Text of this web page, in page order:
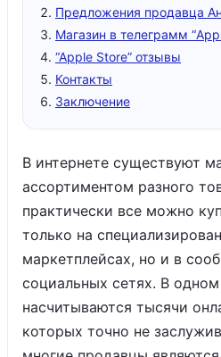
Предложения продавца
Магазин в телеграмм
“Apple Store” отзывы
Контакты
Заключение
В интернете существуют
ассортиментом разного
практически все можно
только на
маркетплейсах, но и в
социальных сетях. В
насчитываются тысячи
которых точно не